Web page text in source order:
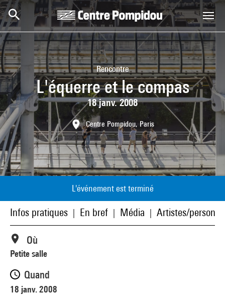
Aller au contenu principal
Centre Pompidou
Rencontre
L'équerre et le compas
18 janv. 2008
Centre Pompidou, Paris
L'événement est terminé
Infos pratiques En bref Média Artistes/
Où
Petite salle
Quand
18 janv. 2008